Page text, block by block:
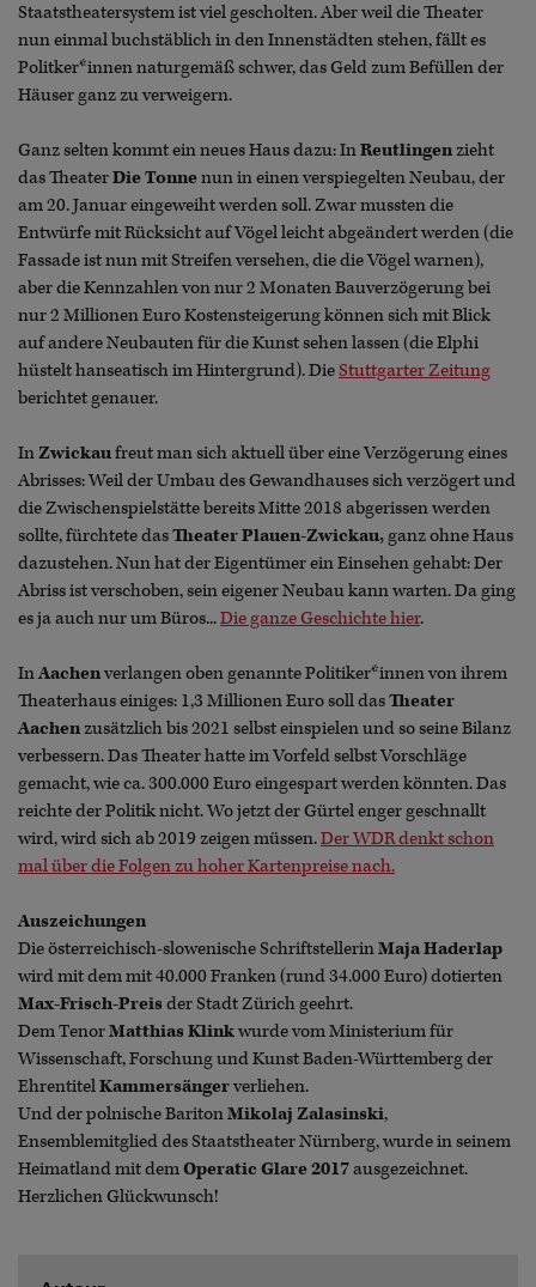
Staatstheatersystem ist viel gescholten. Aber weil die Theater
nun einmal buchstäblich in den Innenstädten stehen, fällt es
Politker*innen naturgemäß schwer, das Geld zum Befüllen der
Häuser ganz zu verweigern.
Ganz selten kommt ein neues Haus dazu: InReutlingenzieht
das TheaterDie Tonnenun in einenverspiegelten Neubau, der
am 20. Januar eingeweiht werden soll. Zwar mussten die
Entwürfe mit Rücksicht auf Vögel leicht abgeändert werden (die
Fassade ist nun mit Streifen versehen, die die Vögel warnen),
aber die Kennzahlen von nur 2 Monaten Bauverzögerung bei
nur 2 Millionen Euro Kostensteigerung können sich mit Blick
auf andere Neubauten für die Kunst sehen lassen (die Elphi
hüstelt hanseatisch im Hintergrund). DieStuttgarter Zeitung
berichtet genauer.
InZwickaufreut man sich aktuell über eineVerzögerung eines
Abrisses: Weil der Umbau des Gewandhauses sich verzögert und
die Zwischenspielstätte bereits Mitte 2018 abgerissen werden
sollte, fürchtete dasTheater Plauen-Zwickau,ganz ohne Haus
dazustehen. Nun hat der Eigentümer ein Einsehen gehabt: Der
Abriss ist verschoben, sein eigener Neubau kann warten. Da ging
es ja auch nur um Büros...Die ganze Geschichte hier.
InAachenverlangen oben genannte Politiker*innen von ihrem
Theaterhaus einiges: 1,3 Millionen Euro soll dasTheater
Aachenzusätzlich bis 2021 selbst einspielen und so seine Bilanz
verbessern. Das Theater hatte im Vorfeld selbst Vorschläge
gemacht, wie ca. 300.000 Euro eingespart werden könnten. Das
reichte der Politik nicht. Wo jetzt der Gürtel enger geschnallt
wird, wird sich ab 2019 zeigen müssen.Der WDR denkt schon
mal über die Folgen zu hoher Kartenpreise nach.
Auszeichungen
Die österreichisch-slowenische SchriftstellerinMaja Haderlap
wird mit dem mit 40.000 Franken (rund 34.000 Euro) dotierten
Max-Frisch-Preisder Stadt Zürich geehrt.
Dem TenorMatthias Klinkwurde vom Ministerium für
Wissenschaft, Forschung und Kunst Baden-Württemberg der
EhrentitelKammersängerverliehen.
Und der polnische BaritonMikolaj Zalasinski,
Ensemblemitglied des Staatstheater Nürnberg, wurde in seinem
Heimatland mit demOperatic Glare 2017ausgezeichnet.
Herzlichen Glückwunsch!